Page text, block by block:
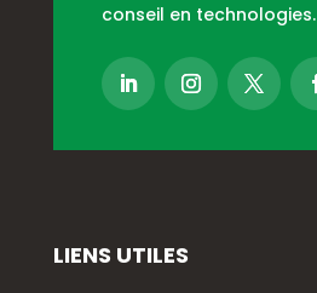
conseil en technologies.
LIENS UTILES